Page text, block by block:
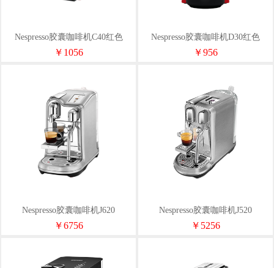
Nespresso胶囊咖啡机C40红色
￥1056
Nespresso胶囊咖啡机D30红色
￥956
Nespresso胶囊咖啡机J620
￥6756
Nespresso胶囊咖啡机J520
￥5256